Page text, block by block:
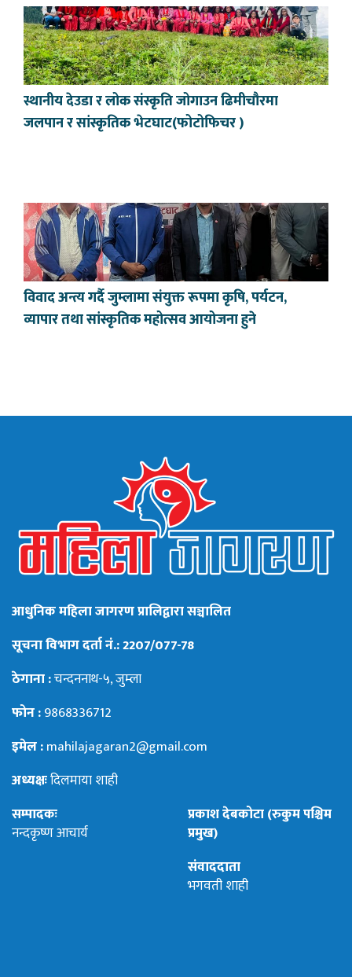
स्थानीय देउडा र लोक संस्कृति जोगाउन ढिमीचौरमा
जलपान र सांस्कृतिक भेटघाट(फोटोफिचर )
विवाद अन्त्य गर्दै जुम्लामा संयुक्त रूपमा कृषि, पर्यटन,
व्यापार तथा सांस्कृतिक महोत्सव आयोजना हुने
आधुनिक महिला जागरण प्रालिद्वारा सञ्चालित
सूचना विभाग दर्ता नं.: 2207/077-78
ठेगाना :चन्दननाथ-५, जुम्ला
फोन :9868336712
इमेल :mahilajagaran2@gmail.com
अध्यक्षःदिलमाया शाही
सम्पादकः
नन्दकृष्ण आचार्य
प्रकाश देबकोटा (रुकुम पश्चिम
प्रमुख)
संवाददाता
भगवती शाही